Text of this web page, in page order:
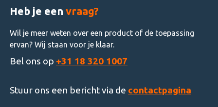
Heb je een vraag?
Wil je meer weten over een product of de toepassing
ervan? Wij staan voor je klaar.
Bel ons op +31 18 320 1007
Stuur ons een bericht via de contactpagina